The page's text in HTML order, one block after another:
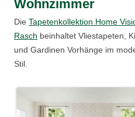
Wohnzimmer
Die Tapetenkollektion Home
Rasch beinhaltet Vliestapeten,
und Gardinen Vorhänge im
Stil.